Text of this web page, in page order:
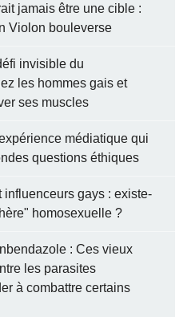
jamais être une cible :
Violon bouleverse
invisible du
les hommes gais et
ses muscles
médiatique qui
questions éthiques
influenceurs gays : existe-
homosexuelle ?
: Ces vieux
les parasites
à combattre certains